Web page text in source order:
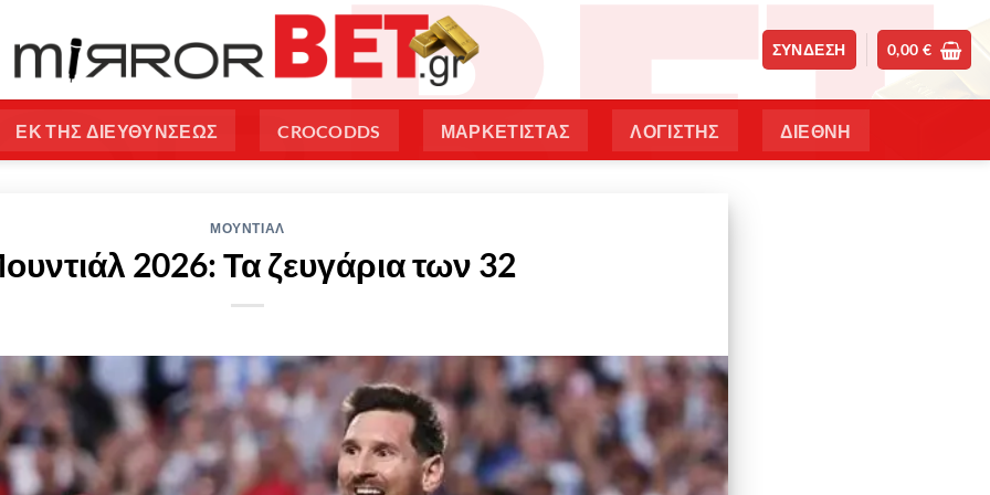
ΣΎΝΔΕΣΗ 0,00 €
ΕΚ ΤΗΣ ΔΙΕΥΘΥΝΣΕΩΣ CROCODDS ΜΑΡΚΕΤΙΣΤΑΣ ΛΟΓΙΣΤΗΣ ΔΙΕΘΝΗ
ΜΟΥΝΤΙΑΛ
2026: Τα ζευγάρια των 32